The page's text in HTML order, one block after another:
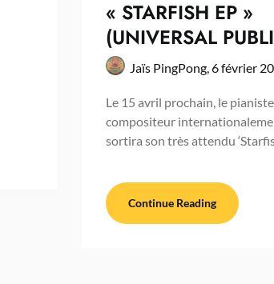
« STARFISH EP »
(UNIVERSAL
Jaïs PingPong,6 février
Le 15 avril prochain, le
compositeur
sortira son très attendu
Continue Reading